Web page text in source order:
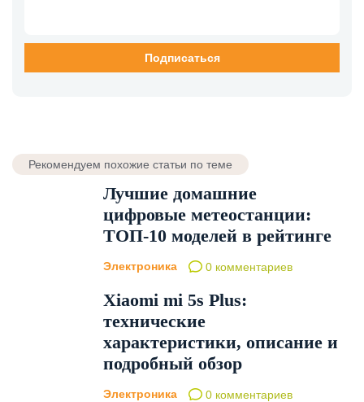
Рекомендуем похожие статьи по теме
Лучшие домашние
цифровые метеостанции:
ТОП-10 моделей в рейтинге
Электроника 0 комментариев
Xiaomi mi 5s Plus:
технические
характеристики, описание и
подробный обзор
Электроника 0 комментариев